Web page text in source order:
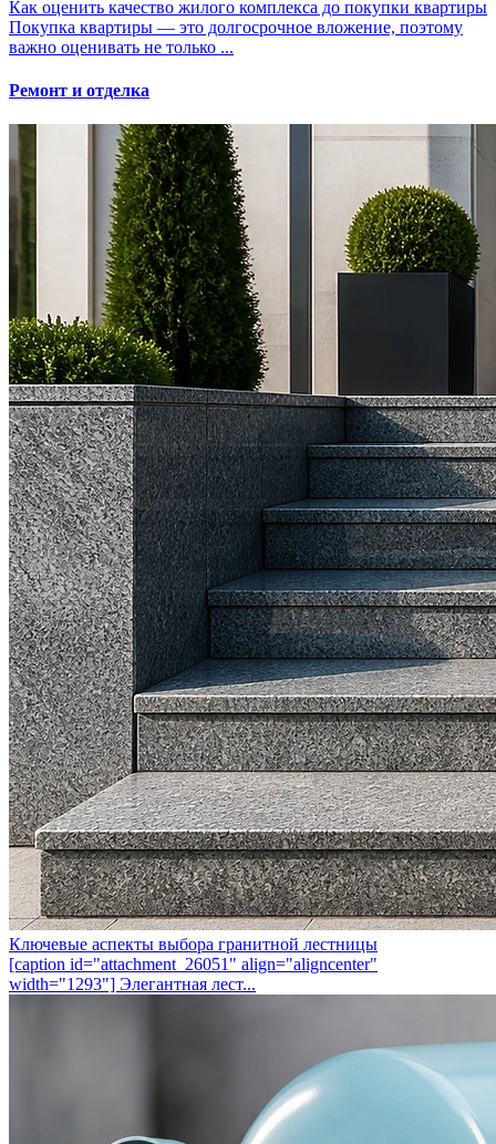
Как оценить качество жилого комплекса до покупки квартиры
Покупка квартиры — это долгосрочное вложение, поэтому
важно оценивать не только ...
Ремонт и отделка
Ключевые аспекты выбора гранитной лестницы
[caption id="attachment_26051" align="aligncenter"
width="1293"] Элегантная лест...